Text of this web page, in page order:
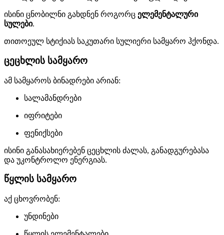
ისინი ცნობილნი გახდნენ როგორც ელემენტალური
სულები.
თითოეულ სტიქიას საკუთარი სულიერი სამყარო ჰქონდა.
ცეცხლის სამყარო
ამ სამყაროს ბინადრები არიან:
სალამანდრები
იფრიტები
ფენიქსები
ისინი განასახიერებენ ცეცხლის ძალას, განადგურებასა
და უკონტროლო ენერგიას.
წყლის სამყარო
აქ ცხოვრობენ:
უნდინები